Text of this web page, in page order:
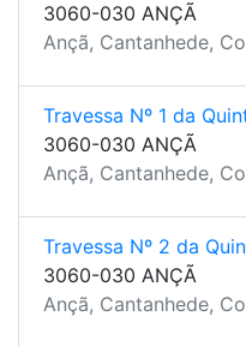
3060-030 ANÇÃ
Ançã, Cantanhede,
Travessa Nº 1 da
3060-030 ANÇÃ
Ançã, Cantanhede,
Travessa Nº 2 da
3060-030 ANÇÃ
Ançã, Cantanhede,